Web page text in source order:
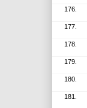
176.
177.
178.
179.
180.
181.